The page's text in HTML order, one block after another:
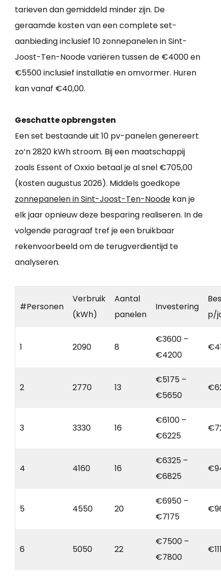
tarieven dan gemiddeld minder zijn. De
geraamde kosten van een complete set-
aanbieding inclusief 10 zonnepanelen in Sint-
Joost-Ten-Noode variëren tussen de €4000 en
€5500 inclusief installatie en omvormer. Huren
kan vanaf €40,00.
Geschatte opbrengsten
Een set bestaande uit 10 pv-panelen genereert
zo’n 2820 kWh stroom. Bij een maatschappij
zoals Essent of Oxxio betaal je al snel €705,00
(kosten augustus 2026). Middels goedkope
zonnepanelen in Sint-Joost-Ten-Noode kan je
elk jaar opnieuw deze besparing realiseren. In de
volgende paragraaf tref je een bruikbaar
rekenvoorbeeld om de terugverdientijd te
analyseren.
#Personen
Verbruik
(kWh)
Aantal
panelen
Investering
p/
1 2090 8
€3600 –
€4200
2 2770 13
€5175 –
€5650
3 3330 16
€6100 –
€6225
4 4160 16
€6325 –
€6825
5 4550 20
€6950 –
€7175
6 5050 22
€7500 –
€7800